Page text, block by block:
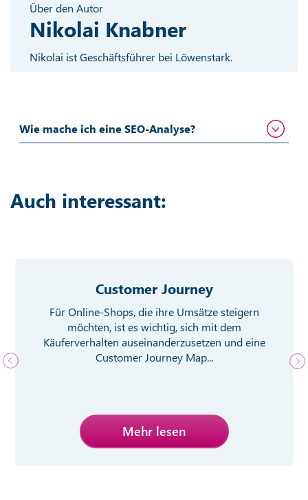
Über den Autor
Nikolai Knabner
Nikolai ist Geschäftsführer bei Löwenstark.
Wie mache ich eine SEO-Analyse?
Auch interessant:
Customer Journey
Für Online-Shops, die ihre Umsätze steigern
möchten, ist es wichtig, sich mit dem
Käuferverhalten auseinanderzusetzen und eine
Customer Journey Map...
Mehr lesen